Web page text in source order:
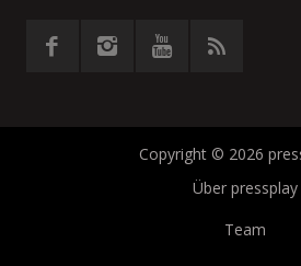
Copyright © 2026
Über pressplay
Team